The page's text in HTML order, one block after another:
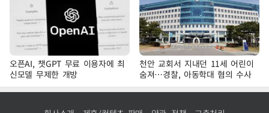
오픈AI, 챗GPT 무료 이용자에 최
신모델 무제한 개방
천안 교회서 지내던 11세 어린이
숨져…경찰, 아동학대 혐의 수사